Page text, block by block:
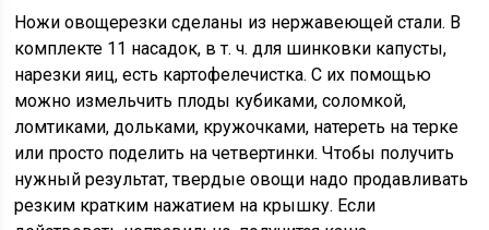
Ножи овощерезки сделаны из нержавеющей стали. В
комплекте 11 насадок, в т. ч. для шинковки капусты,
нарезки яиц, есть картофелечистка. С их помощью
можно измельчить плоды кубиками, соломкой,
ломтиками, дольками, кружочками, натереть на терке
или просто поделить на четвертинки. Чтобы получить
нужный результат, твердые овощи надо продавливать
резким кратким нажатием на крышку. Если